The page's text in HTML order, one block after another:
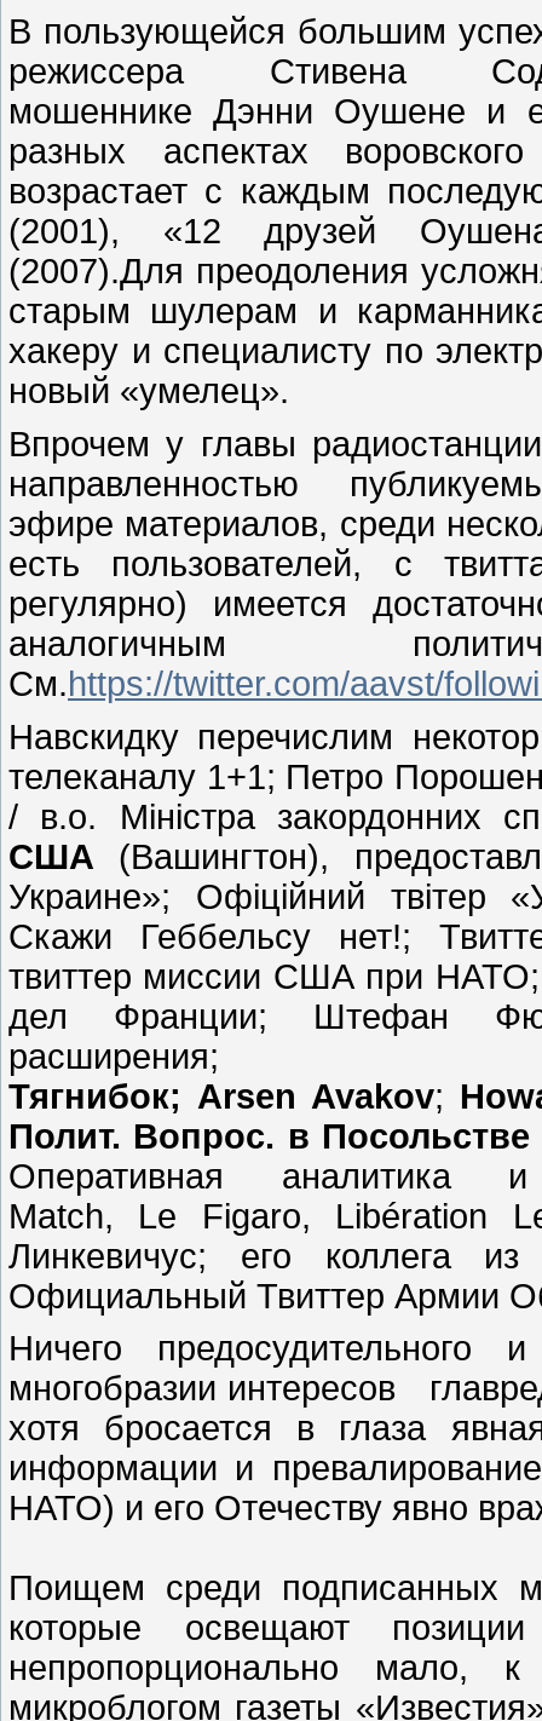
В пользующейся большим
режиссера Стивена
мошеннике Дэнни Оушене и
разных аспектах
возрастает с каждым
(2001), «12 друзей
(2007).Для преодоления
старым шулерам и
хакеру и специалисту по
новый «умелец».
Впрочем у главы
направленностью
эфире материалов, среди
есть пользователей, с
регулярно) имеется
аналогичным
См.https://twitter.com/aavst/
Навскидку перечислим
телеканалу 1+1; Петро
/ в.о. Міністра закордонних
США (Вашингтон),
Украине»; Офіційний твітер
Скажи Геббельсу нет!;
твиттер миссии США при
дел Франции; Штефан
расширения;
Тягнибок; Arsen Avakov;
Полит. Вопрос. в
Оперативная аналитика
Match, Le Figaro, Libération
Линкевичус; его коллега
Официальный Твиттер Армии
Ничего
многобразии интересов
хотя бросается в глаза
информации и
НАТО) и его Отечеству явно
Поищем среди подписанных
которые освещают
непропорционально
микроблогом газеты